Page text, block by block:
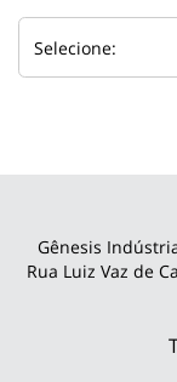
Gênesis
Rua Luiz Vaz de